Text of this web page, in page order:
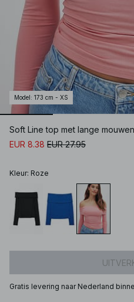
Model : 173 cm - XS
Soft Line top met lange mouwen
EUR 8.38 EUR 27.95
Kleur: Roze
Gratis levering naar Nederland